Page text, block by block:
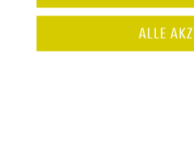
ALLE
JETZT